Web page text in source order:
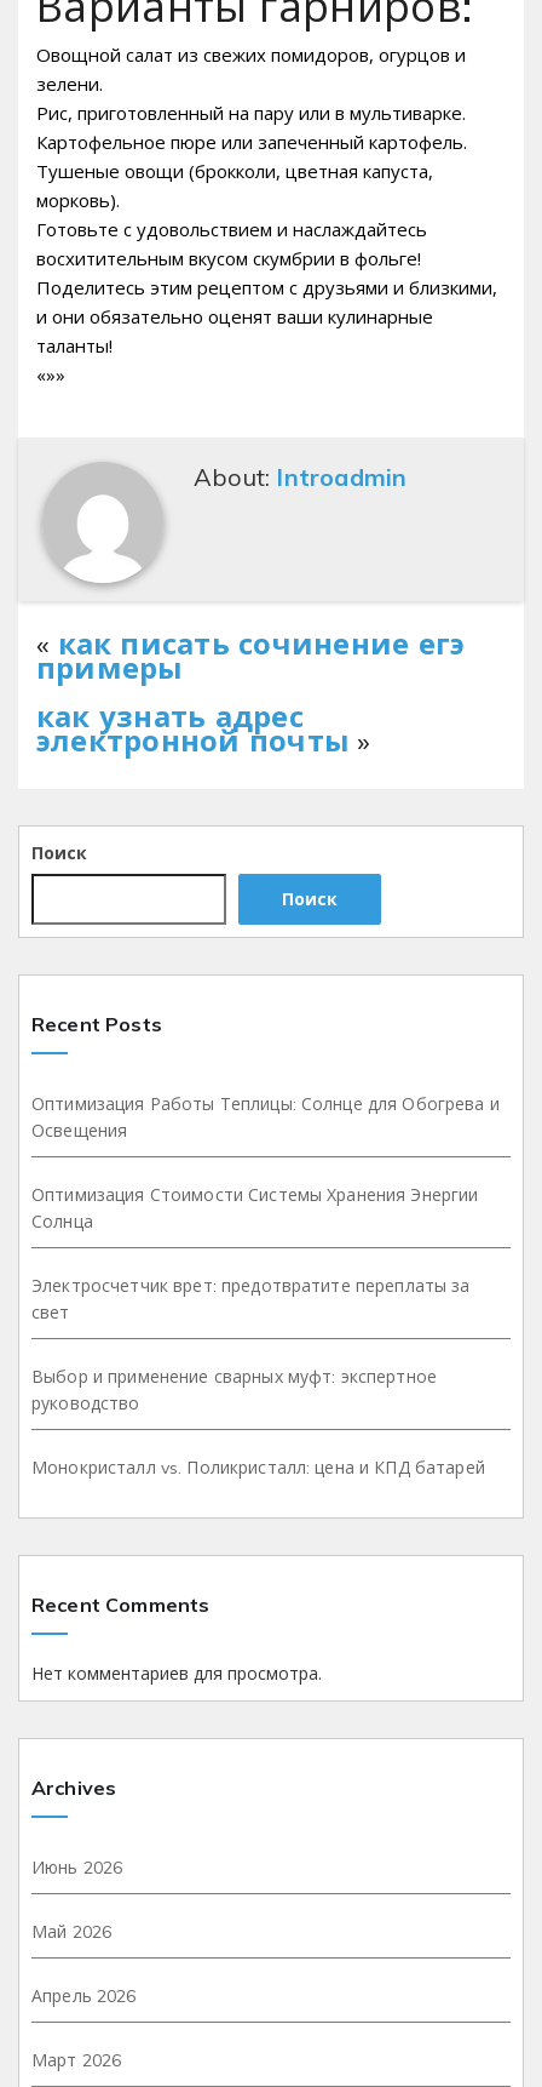
Овощной салат из свежих помидоров, огурцов и
зелени.
Рис, приготовленный на пару или в мультиварке.
Картофельное пюре или запеченный картофель.
Тушеные овощи (брокколи, цветная капуста,
морковь).
Готовьте с удовольствием и наслаждайтесь
восхитительным вкусом скумбрии в фольге!
Поделитесь этим рецептом с друзьями и близкими,
и они обязательно оценят ваши кулинарные
таланты!
«»»
About: Introadmin
« как писать сочинение егэ
примеры
как узнать адрес
электронной почты »
Поиск
Поиск
Recent Posts
Оптимизация Работы Теплицы: Солнце для Обогрева и
Освещения
Оптимизация Стоимости Системы Хранения Энергии
Солнца
Электросчетчик врет: предотвратите переплаты за
свет
Выбор и применение сварных муфт: экспертное
руководство
Монокристалл vs. Поликристалл: цена и КПД батарей
Recent Comments
Нет комментариев для просмотра.
Archives
Июнь 2026
Май 2026
Апрель 2026
Март 2026